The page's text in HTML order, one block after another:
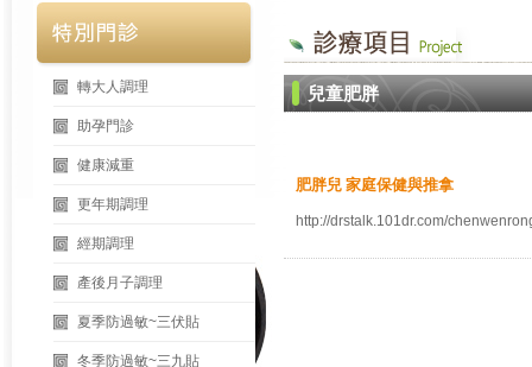
轉大人調理
助孕門診
健康減重
更年期調理
經期調理
產後月子調理
夏季防過敏~三伏貼
冬季防過敏~三九貼
兒童肥胖
肥胖兒 家庭保健與推拿
http://drstalk.101dr.com/